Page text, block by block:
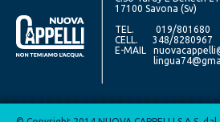
17100 Savona (Sv)
TEL. 019/801680
CELL. 348/8280967
E-MAIL